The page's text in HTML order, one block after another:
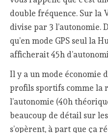
double fréquence. Sur la
divise par 3 l’autonomie.
qu’en mode GPS seul la
afficherait 45h
Il y a un mode économie
profils sportifs comme la
l’autonomie (40h
beaucoup de détail sur
s’opèrent, à part que ça